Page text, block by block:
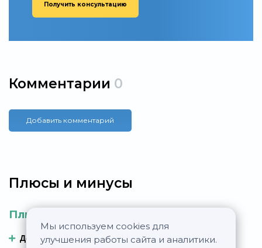
Мы используем cookies для
улучшения работы сайта и аналитики.
Получить консультацию
Комментарии 0
Добавить комментарий
Плюсы и минусы
Плюсы
Добавить плюс Добавить минус